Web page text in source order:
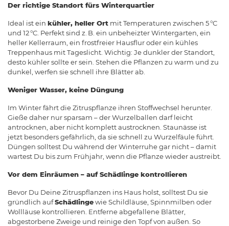
Der richtige Standort fürs Winterquartier
Ideal ist ein kühler, heller Ort mit Temperaturen zwischen 5 °C
und 12 °C. Perfekt sind z. B. ein unbeheizter Wintergarten, ein
heller Kellerraum, ein frostfreier Hausflur oder ein kühles
Treppenhaus mit Tageslicht. Wichtig: Je dunkler der Standort,
desto kühler sollte er sein. Stehen die Pflanzen zu warm und zu
dunkel, werfen sie schnell ihre Blätter ab.
Weniger Wasser, keine Düngung
Im Winter fährt die Zitruspflanze ihren Stoffwechsel herunter.
Gieße daher nur sparsam – der Wurzelballen darf leicht
antrocknen, aber nicht komplett austrocknen. Staunässe ist
jetzt besonders gefährlich, da sie schnell zu Wurzelfäule führt.
Düngen solltest Du während der Winterruhe gar nicht – damit
wartest Du bis zum Frühjahr, wenn die Pflanze wieder austreibt.
Vor dem Einräumen – auf Schädlinge kontrollieren
Bevor Du Deine Zitruspflanzen ins Haus holst, solltest Du sie
gründlich aufSchädlingewie Schildläuse, Spinnmilben oder
Wollläuse kontrollieren. Entferne abgefallene Blätter,
abgestorbene Zweige und reinige den Topf von außen. So